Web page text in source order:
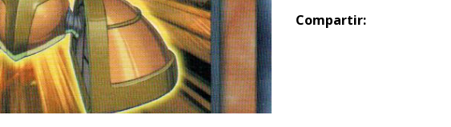
Compartir: